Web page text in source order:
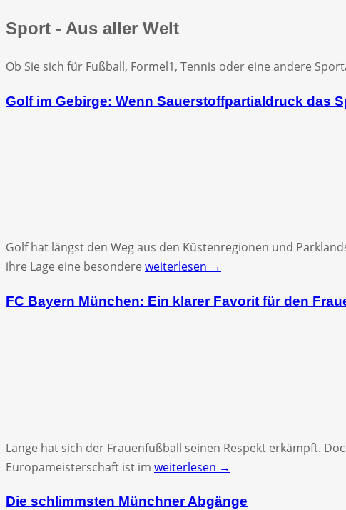
Sport - Aus aller Welt
Ob Sie sich für Fußball, Formel1, Tennis oder eine andere
Golf im Gebirge: Wenn Sauerstoffpartialdruck das
Golf hat längst den Weg aus den Küstenregionen und
ihre Lage eine besondere weiterlesen →
FC Bayern München: Ein klarer Favorit für den
Lange hat sich der Frauenfußball seinen Respekt erkämpft.
Europameisterschaft ist im weiterlesen →
Die schlimmsten Münchner Abgänge